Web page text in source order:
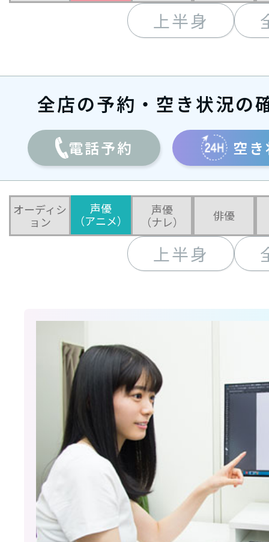
上半身
全店の予約・空き状況の
電話予約 空
オーディシ
ョン
声優
（アニメ）
声優
（ナレ）
俳優
上半身